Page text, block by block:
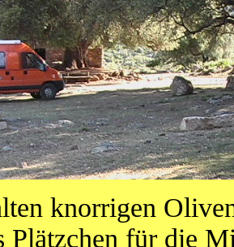
knorrigen
Plätzchen für die